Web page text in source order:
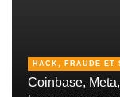
HACK, FRAUDE ET
Coinbase,